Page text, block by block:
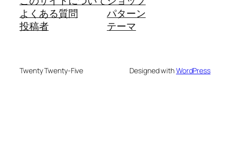
よくある質問
投稿者
パターン
テーマ
Twenty Twenty-Five Designed withWordPress